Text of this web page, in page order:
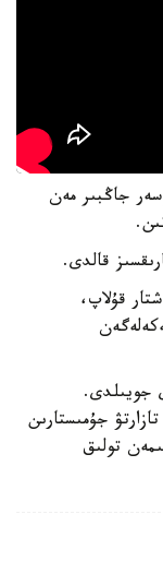
جاڭبىر مەن
قۇلاپ،
جويىلدى.
جۇمىستارىن
تولىق